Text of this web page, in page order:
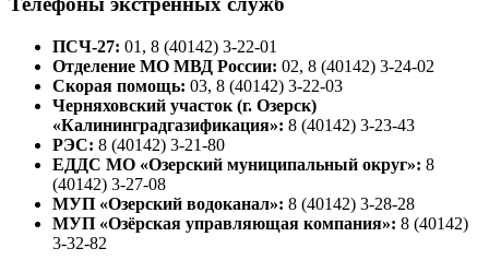
ПСЧ-27: 01, 8 (40142) 3-22-01
Отделение МО МВД России: 02, 8 (40142) 3-24-02
Скорая помощь: 03, 8 (40142) 3-22-03
Черняховский участок (г. Озерск)
«Калининградгазификация»: 8 (40142) 3-23-43
РЭС: 8 (40142) 3-21-80
ЕДДС МО «Озерский муниципальный округ»: 8
(40142) 3-27-08
МУП «Озерский водоканал»: 8 (40142) 3-28-28
МУП «Озёрская управляющая компания»: 8 (40142)
3-32-82